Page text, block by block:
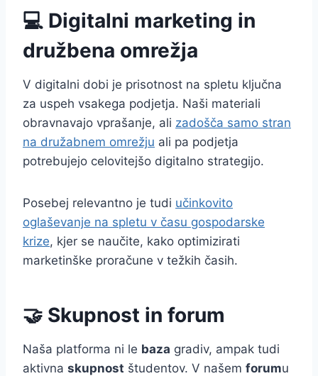
💻 Digitalni marketing in
družbena omrežja
V digitalni dobi je prisotnost na spletu ključna
za uspeh vsakega podjetja. Naši materiali
obravnavajo vprašanje, ali zadošča samo stran
na družabnem omrežju ali pa podjetja
potrebujejo celovitejšo digitalno strategijo.
Posebej relevantno je tudi učinkovito
oglaševanje na spletu v času gospodarske
krize, kjer se naučite, kako optimizirati
marketinške proračune v težkih časih.
🤝 Skupnost in forum
Naša platforma ni le baza gradiv, ampak tudi
aktivna skupnost študentov. V našem forumu